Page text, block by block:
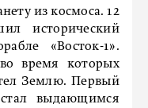
из космоса. 12
исторический
«Восток-1».
время которых
Землю. Первый
выдающимся